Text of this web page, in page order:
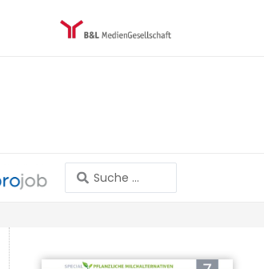
Search
...